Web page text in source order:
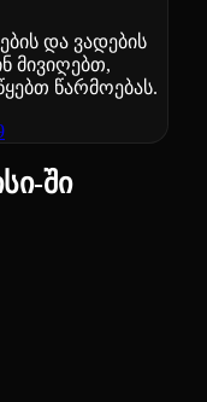
და ვადების
მივიღებთ,
წარმოებას.
ში